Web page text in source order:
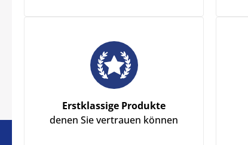
Erstklassige Produkte
denen Sie vertrauen können